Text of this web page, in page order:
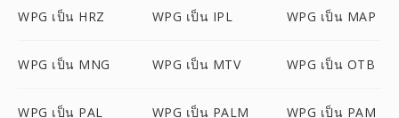
WPG เป็น HRZ WPG เป็น IPL WPG เป็น MAP
WPG เป็น MNG WPG เป็น MTV WPG เป็น OTB
WPG เป็น PAL WPG เป็น PALM WPG เป็น PAM